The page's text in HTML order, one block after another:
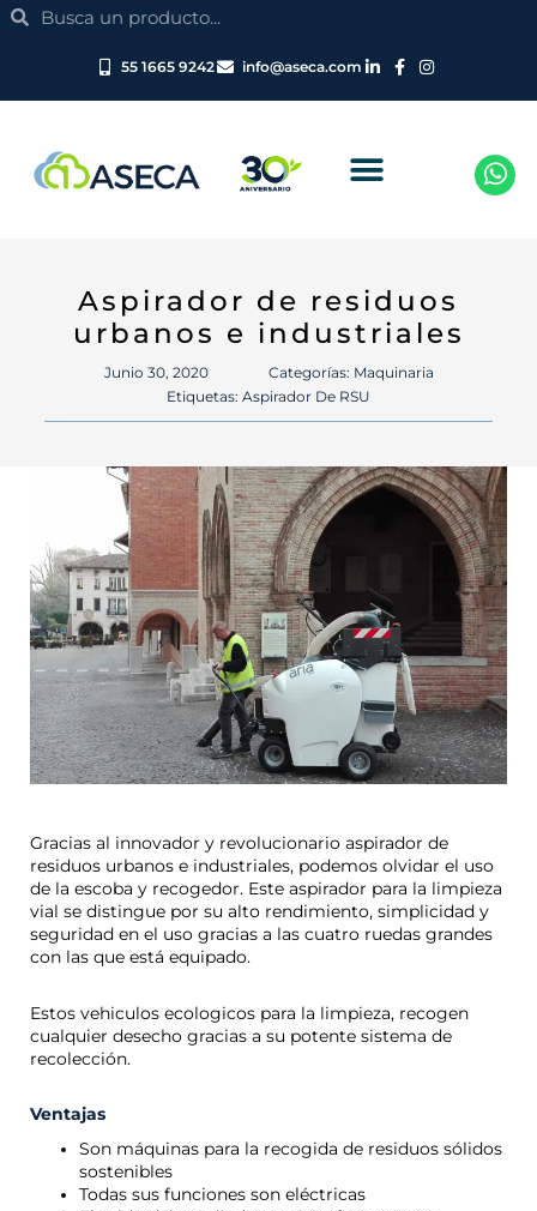
SearchSearch
55 1665 9242 info@aseca.com
Aspirador de residuos
urbanos e industriales
Junio 30, 2020 Categorías: Maquinaria
Etiquetas: Aspirador De RSU
Gracias al innovador y revolucionario aspirador de
residuos urbanos e industriales, podemos olvidar el uso
de la escoba y recogedor. Este aspirador para la limpieza
vial se distingue por su alto rendimiento, simplicidad y
seguridad en el uso gracias a las cuatro ruedas grandes
con las que está equipado.
Estos vehiculos ecologicos para la limpieza, recogen
cualquier desecho gracias a su potente sistema de
recolección.
Ventajas
Son máquinas para la recogida de residuos sólidos
sostenibles
Todas sus funciones son eléctricas